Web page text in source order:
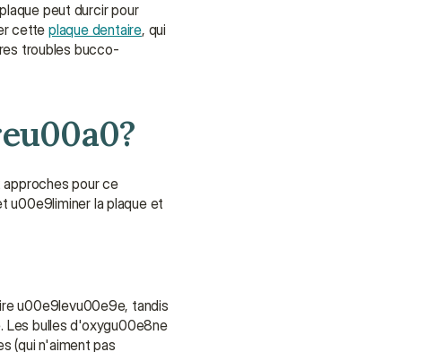
peut durcir pour
cette plaque dentaire, qui
troubles bucco-
pour ce
la plaque et
u00e9levu00e9e, tandis
Les bulles d'oxygu00e8ne
(qui n'aiment pas